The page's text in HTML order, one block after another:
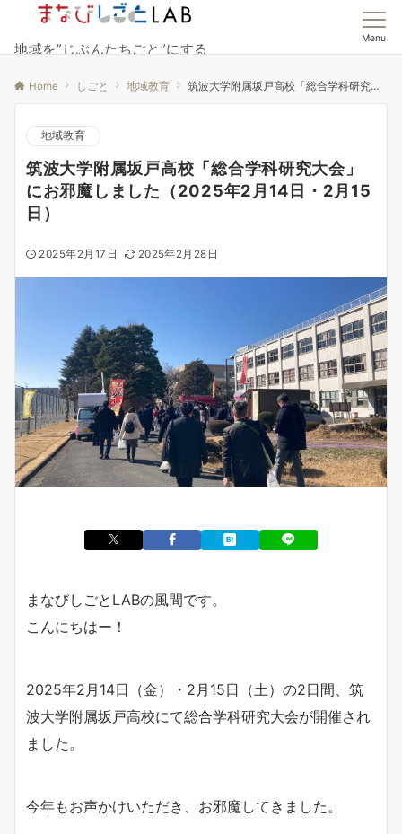
地域を”じぶんたちごと”にする
Menu
Home しごと 地域教育 筑波大学附属坂戸高校「総合学科研究大会」にお邪魔しました（2025年2月14日・2月15日）
地域教育
筑波大学附属坂戸高校「総合学科研究大会」
にお邪魔しました（2025年2月14日・2月15
日）
2025年2月17日 2025年2月28日
まなびしごとLABの風間です。
こんにちはー！
2025年2月14日（金）・2月15日（土）の2日間、筑
波大学附属坂戸高校にて総合学科研究大会が開催され
ました。
今年もお声かけいただき、お邪魔してきました。